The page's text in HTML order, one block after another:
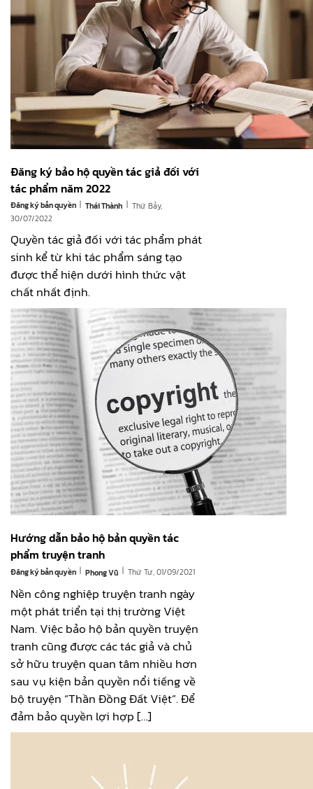
Đăng ký bảo hộ quyền tác giả đối với
tác phẩm năm 2022
Đăng ký bản quyền | Thái Thành | Thứ Bảy,
30/07/2022
Quyền tác giả đối với tác phẩm phát
sinh kể từ khi tác phẩm sáng tạo
được thể hiện dưới hình thức vật
chất nhất định.
Hướng dẫn bảo hộ bản quyền tác
phẩm truyện tranh
Đăng ký bản quyền | Phong Vũ | Thứ Tư, 01/09/2021
Nền công nghiệp truyện tranh ngày
một phát triển tại thị trường Việt
Nam. Việc bảo hộ bản quyền truyện
tranh cũng được các tác giả và chủ
sở hữu truyện quan tâm nhiều hơn
sau vụ kiện bản quyền nổi tiếng về
bộ truyện “Thần Đồng Đất Việt”. Để
đảm bảo quyền lợi hợp […]